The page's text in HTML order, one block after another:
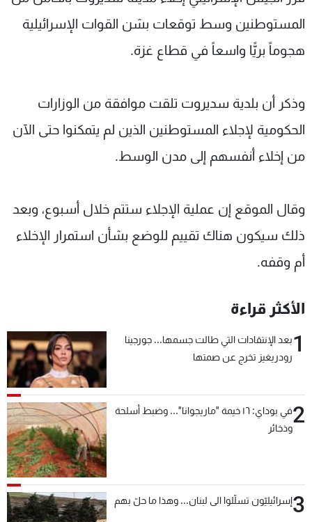
المستوطنين وسط توقعات بشن القوات الإسرائيلية
هجوماً بريًّا واسعاً في قطاع غزة.
وذكر أن بلدية سديروت تلقت موافقة من الوزارات
الحكومية لإجلاء المستوطنين الذين لم يتمكنوا حتى الآن
من إخلاء أنفسهم إلى مدن الوسط.
وقال الموقع إن عملية الإجلاء ستتم خلال أسبوع، وبعد
ذلك سيكون هناك تقييم للوضع بشأن استمرار الإخلاء
أم وقفه.
الأكثر قراءة
1بعد الإنتقادات التي طالت جسمها... جورجينا
رودريغيز تخرج عن صمتها
2
في بوداي: ١٦ خيمة "ماريجوانا"... وضبط أسلحة
وذخائر
3إسرائيليّون تسلّلوا الى لبنان... وهذا ما حلّ بهم
شاهد البرامج
الترددات
لاعلاناتكم
شروط الإسـتخدام
سياسة الخصوصية